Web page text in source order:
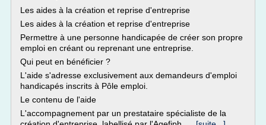
Les aides à la création et reprise d'entreprise
Les aides à la création et reprise d'entreprise
Permettre à une personne handicapée de créer son propre
emploi en créant ou reprenant une entreprise.
Qui peut en bénéficier ?
L'aide s'adresse exclusivement aux demandeurs d'emploi
handicapés inscrits à Pôle emploi.
Le contenu de l'aide
L'accompagnement par un prestataire spécialiste de la